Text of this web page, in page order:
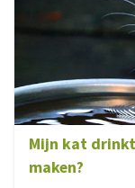
Mijn kat
maken?